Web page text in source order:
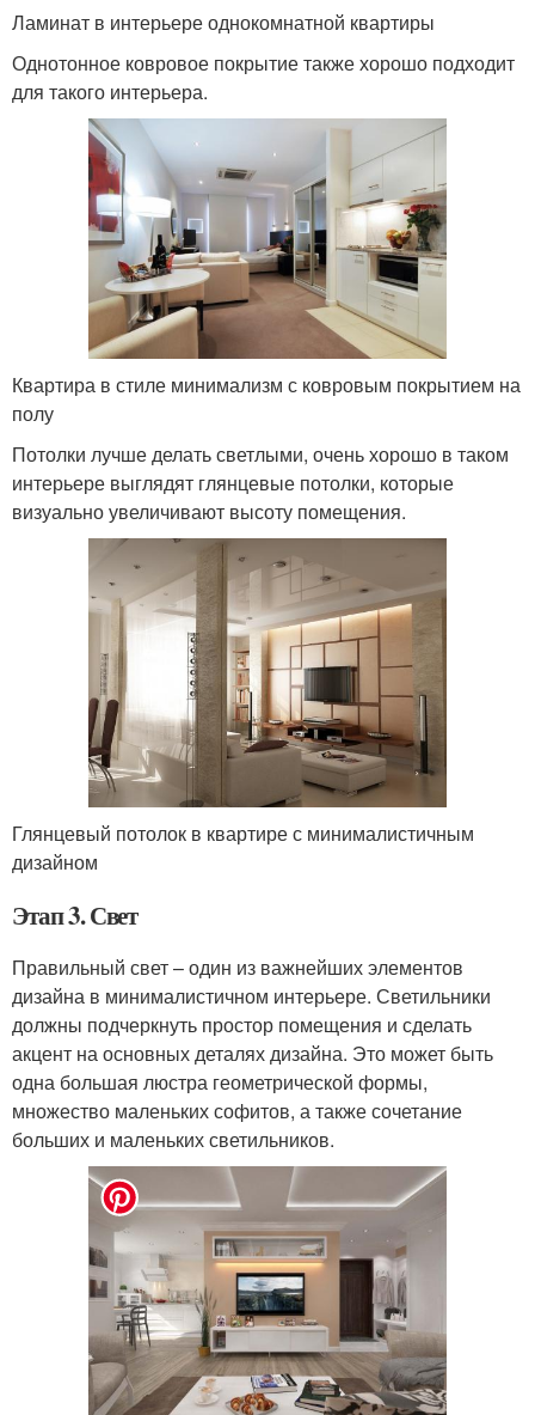
Ламинат в интерьере однокомнатной квартиры
Однотонное ковровое покрытие также хорошо подходит
для такого интерьера.
Квартира в стиле минимализм с ковровым покрытием на
полу
Потолки лучше делать светлыми, очень хорошо в таком
интерьере выглядят глянцевые потолки, которые
визуально увеличивают высоту помещения.
Глянцевый потолок в квартире с минималистичным
дизайном
Этап 3. Свет
Правильный свет – один из важнейших элементов
дизайна в минималистичном интерьере. Светильники
должны подчеркнуть простор помещения и сделать
акцент на основных деталях дизайна. Это может быть
одна большая люстра геометрической формы,
множество маленьких софитов, а также сочетание
больших и маленьких светильников.